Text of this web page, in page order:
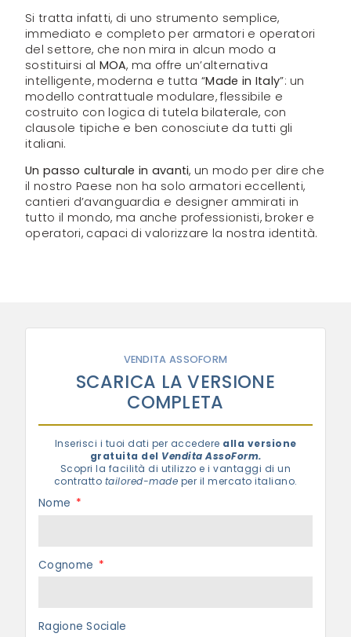
Si tratta infatti, di uno strumento semplice,
immediato e completo per armatori e operatori
del settore, che non mira in alcun modo a
sostituirsi al MOA, ma offre un’alternativa
intelligente, moderna e tutta “Made in Italy”: un
modello contrattuale modulare, flessibile e
costruito con logica di tutela bilaterale, con
clausole tipiche e ben conosciute da tutti gli
italiani.
Un passo culturale in avanti, un modo per dire che
il nostro Paese non ha solo armatori eccellenti,
cantieri d’avanguardia e designer ammirati in
tutto il mondo, ma anche professionisti, broker e
operatori, capaci di valorizzare la nostra identità.
VENDITA ASSOFORM
SCARICA LA VERSIONE
COMPLETA
Inserisci i tuoi dati per accedere alla versione
gratuita del Vendita AssoForm.
Scopri la facilità di utilizzo e i vantaggi di un
contratto tailored-made per il mercato italiano.
Nome
Cognome
Ragione Sociale